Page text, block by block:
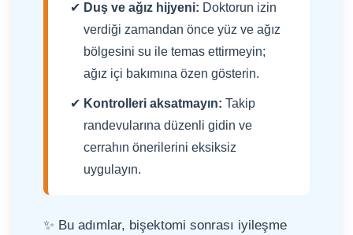
Duş ve ağız hijyeni: Doktorun izin
verdiği zamandan önce yüz ve ağız
bölgesini su ile temas ettirmeyin;
ağız içi bakımına özen gösterin.
Kontrolleri aksatmayın: Takip
randevularına düzenli gidin ve
cerrahın önerilerini eksiksiz
uygulayın.
✨ Bu adımlar, bişektomi sonrası iyileşme